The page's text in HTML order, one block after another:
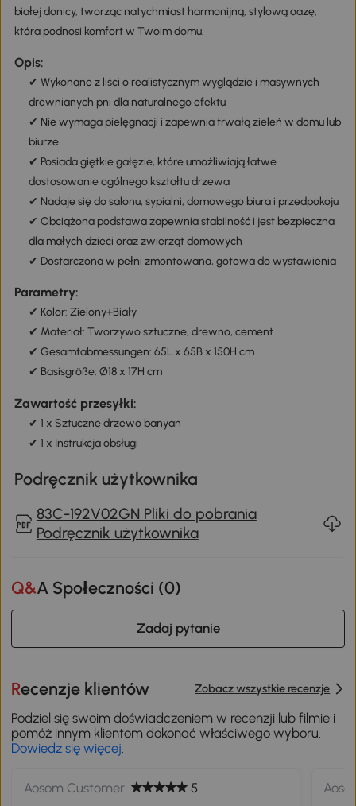
białej donicy, tworząc natychmiast harmonijną, stylową oazę,
która podnosi komfort w Twoim domu.
Opis:
✔ Wykonane z liści o realistycznym wyglądzie i masywnych
drewnianych pni dla naturalnego efektu
✔ Nie wymaga pielęgnacji i zapewnia trwałą zieleń w domu lub
biurze
✔ Posiada giętkie gałęzie, które umożliwiają łatwe
dostosowanie ogólnego kształtu drzewa
✔ Nadaje się do salonu, sypialni, domowego biura i przedpokoju
✔ Obciążona podstawa zapewnia stabilność i jest bezpieczna
dla małych dzieci oraz zwierząt domowych
✔ Dostarczona w pełni zmontowana, gotowa do wystawienia
Parametry:
✔ Kolor: Zielony+Biały
✔ Materiał: Tworzywo sztuczne, drewno, cement
✔ Gesamtabmessungen: 65L x 65B x 150H cm
✔ Basisgröße: Ø18 x 17H cm
Zawartość przesyłki:
✔ 1 x Sztuczne drzewo banyan
✔ 1 x Instrukcja obsługi
Podręcznik użytkownika
83C-192V02GN Pliki do pobrania
Podręcznik użytkownika
Q&A Społeczności (0)
Zadaj pytanie
Recenzje klientów Zobacz wszystkie recenzje
Podziel się swoim doświadczeniem w recenzji lub filmie i
pomóż innym klientom dokonać właściwego wyboru.
Dowiedz się więcej.
Aosom Customer 5